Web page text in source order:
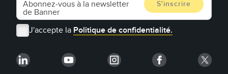
J'accepte la Politique de confidentialité.